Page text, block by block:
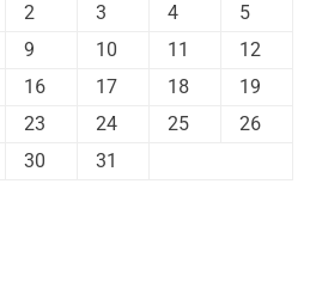
2 3 4
5
9 10 11
12
16 17 18
19
23 24 25
26
30 31